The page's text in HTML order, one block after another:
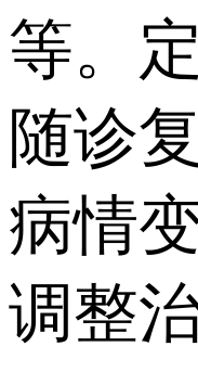
等。
随诊
病情
调整